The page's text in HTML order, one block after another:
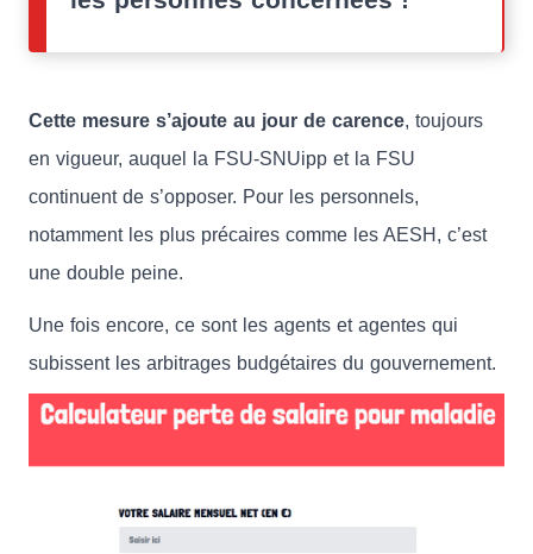
Cette mesure s’ajoute au jour de carence, toujours
en vigueur, auquel la FSU-SNUipp et la FSU
continuent de s’opposer. Pour les personnels,
notamment les plus précaires comme les AESH, c’est
une double peine.
Une fois encore, ce sont les agents et agentes qui
subissent les arbitrages budgétaires du gouvernement.